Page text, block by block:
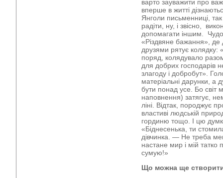
варто зауважити про
вперше в житті
Янголи письменниці,
радіти, ну, і звісно,
допомагати іншим.
«Різдвяне бажання», де
друзями рятує колядку:
поряд, колядувало
для добрих господарів
злагоду і добробут».
матеріальні дарунки, а
бути понад усе. Бо світ
наповнення) затягує,
ліні. Відтак, породжує
властиві людській
гординю тощо. І цю
«Біднесенька, ти
дівчинка. ― Не треба
настане мир і мій
сумую!»
Що можна ще